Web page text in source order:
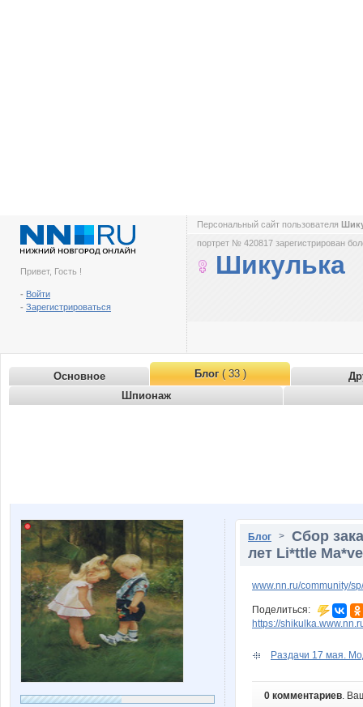
Привет, Гость !
- Войти
- Зарегистрироваться
Персональный сайт пользователя
портрет № 420817 зарегистрирован
Шикулька
Основное Блог( 33 )
Шпионаж
Блог > Сбор
лет Li*ttle
www.nn.ru/community/
Поделиться:
https://
Раздачи 17 мая.
0 комментариев.